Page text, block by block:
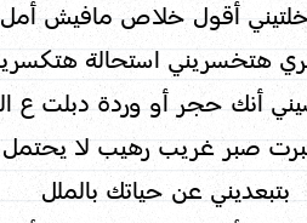
أقول خلاص مافيش أمل
هتخسريني استحالة
أنك حجر أو وردة دبلت ع
صبر غريب رهيب لا يحتمل
بتبعديني عن حياتك بالملل